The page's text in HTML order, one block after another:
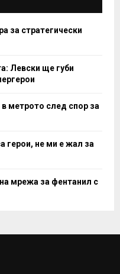
за стратегически
Левски ще губи
метрото след спор за
герои, не ми е жал за
мрежа за фентанил с